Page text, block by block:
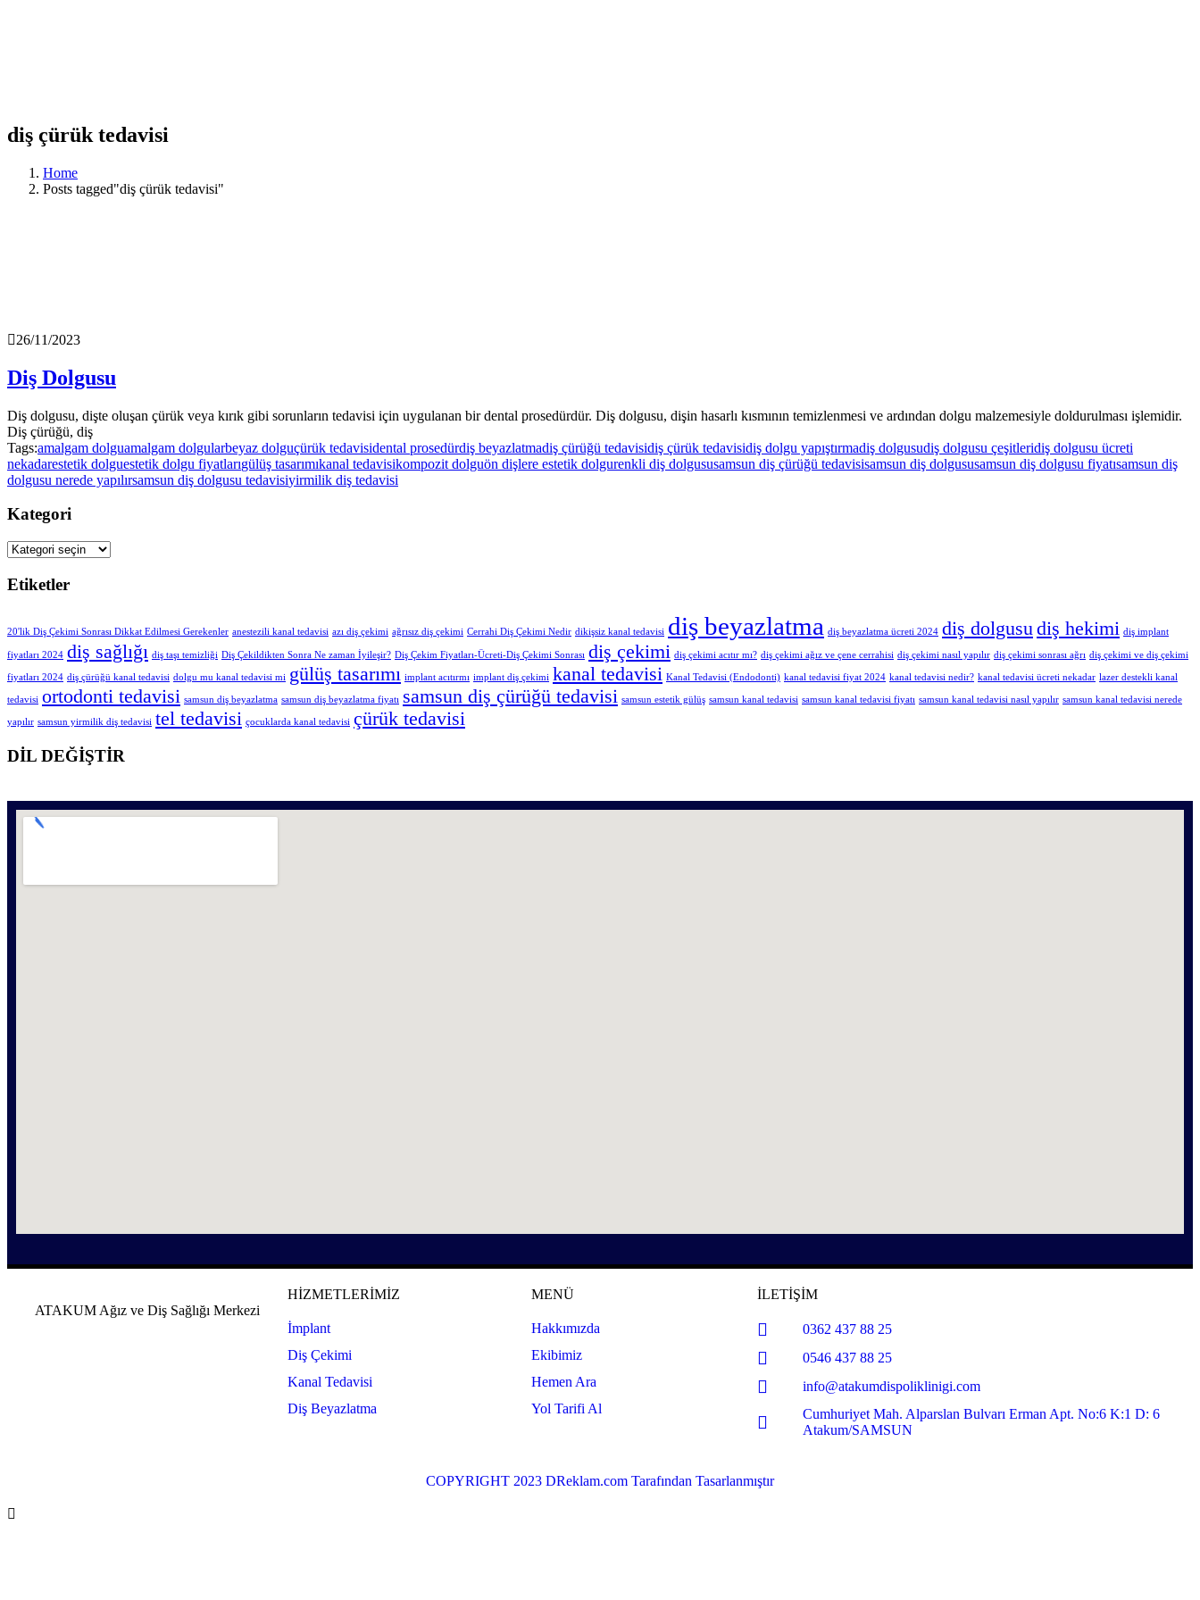
diş çürük tedavisi
Home
Posts tagged"diş çürük tedavisi"
26/11/2023
Diş Dolgusu
Diş dolgusu, dişte oluşan çürük veya kırık gibi sorunların tedavisi için uygulanan bir dental prosedürdür. Diş dolgusu, dişin hasarlı kısmının temizlenmesi ve ardından dolgu malzemesiyle doldurulması işlemidir.
Diş çürüğü, diş
Tags:amalgam dolguamalgam dolgularbeyaz dolguçürük tedavisidental prosedürdiş beyazlatmadiş çürüğü tedavisidiş çürük tedavisidiş dolgu yapıştırmadiş dolgusudiş dolgusu çeşitleridiş dolgusu ücreti
nekadarestetik dolguestetik dolgu fiyatlarıgülüş tasarımıkanal tedavisikompozit dolguön dişlere estetik dolgurenkli diş dolgususamsun diş çürüğü tedavisisamsun diş dolgususamsun diş dolgusu fiyatısamsun diş
dolgusu nerede yapılırsamsun diş dolgusu tedavisiyirmilik diş tedavisi
Kategori
Etiketler
20'lik Diş Çekimi Sonrası Dikkat Edilmesi Gerekenler anestezili kanal tedavisi azı diş çekimi ağrısız diş çekimi Cerrahi Diş Çekimi Nedir dikişsiz kanal tedavisi diş beyazlatma diş beyazlatma ücreti 2024 diş dolgusu diş hekimi diş implant
fiyatları 2024 diş sağlığı diş taşı temizliği Diş Çekildikten Sonra Ne zaman İyileşir? Diş Çekim Fiyatları-Ücreti-Diş Çekimi Sonrası diş çekimi diş çekimi acıtır mı? diş çekimi ağız ve çene cerrahisi diş çekimi nasıl yapılır diş çekimi sonrası ağrı diş çekimi ve diş çekimi
fiyatları 2024 diş çürüğü kanal tedavisi dolgu mu kanal tedavisi mi gülüş tasarımı implant acıtırmı implant diş çekimi kanal tedavisi Kanal Tedavisi (Endodonti) kanal tedavisi fiyat 2024 kanal tedavisi nedir? kanal tedavisi ücreti nekadar lazer destekli kanal
tedavisi ortodonti tedavisi samsun diş beyazlatma samsun diş beyazlatma fiyatı samsun diş çürüğü tedavisi samsun estetik gülüş samsun kanal tedavisi samsun kanal tedavisi fiyatı samsun kanal tedavisi nasıl yapılır samsun kanal tedavisi nerede
yapılır samsun yirmilik diş tedavisi tel tedavisi çocuklarda kanal tedavisi çürük tedavisi
DİL DEĞİŞTİR
ATAKUM Ağız ve Diş Sağlığı Merkezi
HİZMETLERİMİZ
İmplant
Diş Çekimi
Kanal Tedavisi
Diş Beyazlatma
MENÜ
Hakkımızda
Ekibimiz
Hemen Ara
Yol Tarifi Al
İLETİŞİM
0362 437 88 25
0546 437 88 25
info@atakumdispoliklinigi.com
Cumhuriyet Mah. Alparslan Bulvarı Erman Apt. No:6 K:1 D: 6
Atakum/SAMSUN
COPYRIGHT 2023 DReklam.com Tarafından Tasarlanmıştır